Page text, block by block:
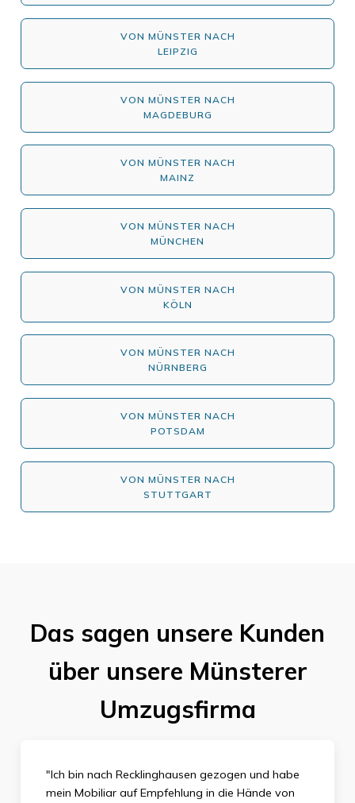
VON MÜNSTER NACH
LEIPZIG
VON MÜNSTER NACH
MAGDEBURG
VON MÜNSTER NACH
MAINZ
VON MÜNSTER NACH
MÜNCHEN
VON MÜNSTER NACH
KÖLN
VON MÜNSTER NACH
NÜRNBERG
VON MÜNSTER NACH
POTSDAM
VON MÜNSTER NACH
STUTTGART
Das sagen unsere Kunden
über unsere Münsterer
Umzugsfirma
"Ich bin nach Recklinghausen gezogen und habe
mein Mobiliar auf Empfehlung in die Hände von